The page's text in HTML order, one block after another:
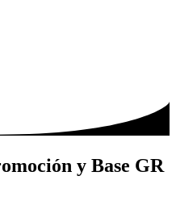
y Base GR